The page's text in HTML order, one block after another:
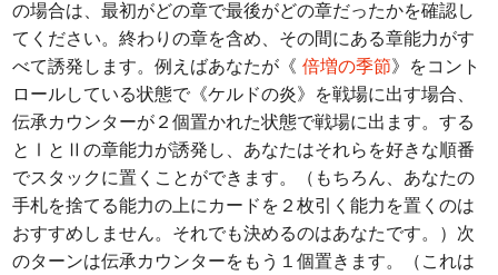
の場合は、最初がどの章で最後がどの章だったかを確認し
てください。終わりの章を含め、その間にある章能力がす
べて誘発します。例えばあなたが《倍増の季節》をコント
ロールしている状態で《ケルドの炎》を戦場に出す場合、
伝承カウンターが２個置かれた状態で戦場に出ます。する
とⅠとⅡの章能力が誘発し、あなたはそれらを好きな順番
でスタックに置くことができます。（もちろん、あなたの
手札を捨てる能力の上にカードを２枚引く能力を置くのは
おすすめしません。それでも決めるのはあなたです。）次
のターンは伝承カウンターをもう１個置きます。（これは